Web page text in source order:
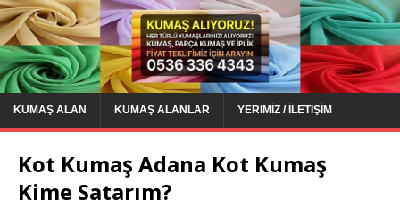
KUMAŞ ALAN KUMAŞ ALANLAR YERIMIZ / İLETIŞIM
Kot Kumaş Adana Kot Kumaş
Kime Satarım?